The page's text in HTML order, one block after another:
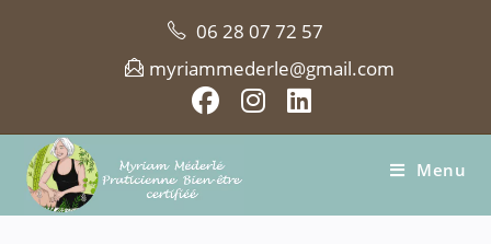
06 28 07 72 57
myriammederle@gmail.com
Menu